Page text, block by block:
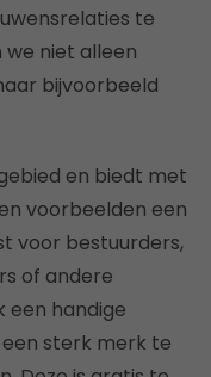
te
niet alleen
bijvoorbeeld
en biedt met
voorbeelden een
voor bestuurders,
of andere
een handige
sterk merk te